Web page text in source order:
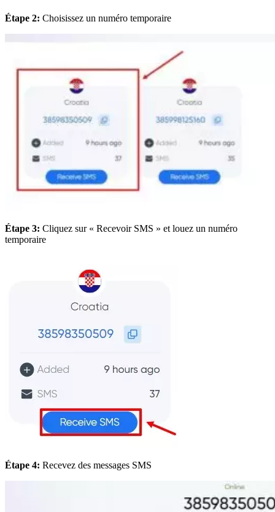
Étape 2: Choisissez un numéro temporaire
Étape 3: Cliquez sur « Recevoir SMS » et louez un numéro
temporaire
Étape 4: Recevez des messages SMS